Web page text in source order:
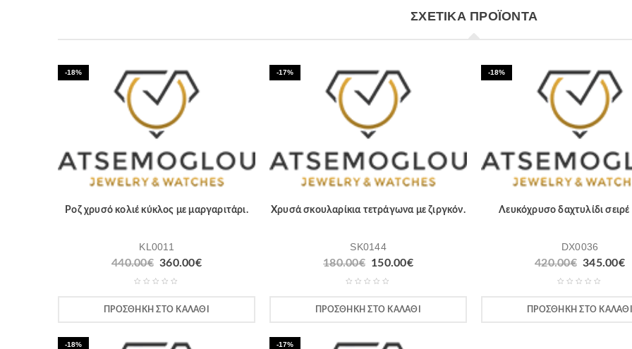
ΣΧΕΤΙΚΆ ΠΡΟΪΌΝΤΑ
-18%
Ροζ χρυσό κολιέ κύκλος με μαργαριτάρι.
KL0011
440.00€ 360.00€
ΠΡΟΣΘΉΚΗ ΣΤΟ ΚΑΛΆΘΙ
-17%
Χρυσά σκουλαρίκια τετράγωνα με ζιργκόν.
SK0144
180.00€ 150.00€
ΠΡΟΣΘΉΚΗ ΣΤΟ ΚΑΛΆΘΙ
-18%
Λευκόχρυσο δαχτυλίδι σειρέ
DX0036
420.00€ 345.00€
ΠΡΟΣΘΉΚΗ ΣΤΟ ΚΑΛΆΘΙ
-18% -17%